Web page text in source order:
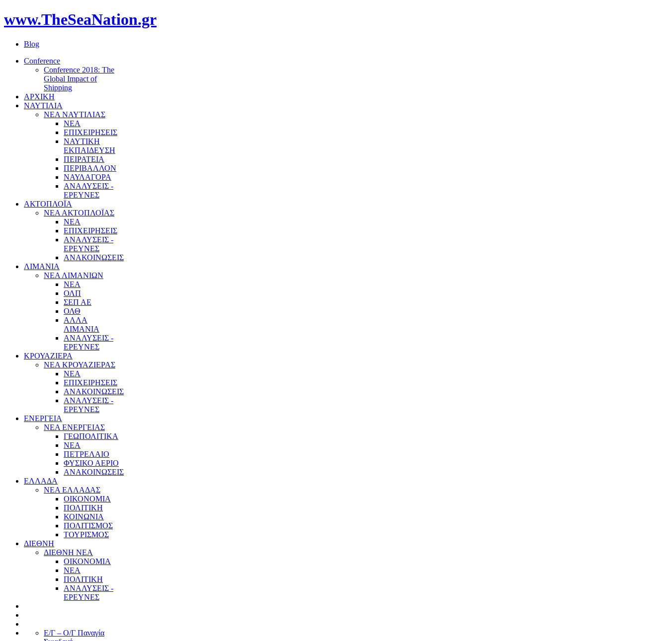
www.TheSeaNation.gr
Blog
Conference
Conference 2018: The
Global Impact of
Shipping
ΑΡΧΙΚΗ
ΝΑΥΤΙΛΙΑ
ΝΕΑ ΝΑΥΤΙΛΙΑΣ
ΝΕΑ
ΕΠΙΧΕΙΡΗΣΕΙΣ
ΝΑΥΤΙΚΗ
ΕΚΠΑΙΔΕΥΣΗ
ΠΕΙΡΑΤΕΙΑ
ΠΕΡΙΒΑΛΛΟΝ
ΝΑΥΛΑΓΟΡΑ
ΑΝΑΛΥΣΕΙΣ -
ΕΡΕΥΝΕΣ
ΑΚΤΟΠΛΟΪΑ
ΝΕΑ ΑΚΤΟΠΛΟΪΑΣ
ΝΕΑ
ΕΠΙΧΕΙΡΗΣΕΙΣ
ΑΝΑΛΥΣΕΙΣ -
ΕΡΕΥΝΕΣ
ΑΝΑΚΟΙΝΩΣΕΙΣ
ΛΙΜΑΝΙΑ
ΝΕΑ ΛΙΜΑΝΙΩΝ
ΝΕΑ
ΟΛΠ
ΣΕΠ ΑΕ
ΟΛΘ
ΑΛΛΑ
ΛΙΜΑΝΙΑ
ΑΝΑΛΥΣΕΙΣ -
ΕΡΕΥΝΕΣ
ΚΡΟΥΑΖΙΕΡΑ
ΝΕΑ ΚΡΟΥΑΖΙΕΡΑΣ
NEA
ΕΠΙΧΕΙΡΗΣΕΙΣ
ΑΝΑΚΟΙΝΩΣΕΙΣ
ΑΝΑΛΥΣΕΙΣ -
ΕΡΕΥΝΕΣ
ΕΝΕΡΓΕΙΑ
ΝΕΑ ΕΝΕΡΓΕΙΑΣ
ΓΕΩΠΟΛΙΤΙΚΑ
ΝΕΑ
ΠΕΤΡΕΛΑΙΟ
ΦΥΣΙΚΟ ΑΕΡΙΟ
ΑΝΑΚΟΙΝΩΣΕΙΣ
ΕΛΛΑΔΑ
ΝΕΑ ΕΛΛΑΔΑΣ
ΟΙΚΟΝΟΜΙΑ
ΠΟΛΙΤΙΚΗ
ΚΟΙΝΩΝΙΑ
ΠΟΛΙΤΙΣΜΟΣ
ΤΟΥΡΙΣΜΟΣ
ΔΙΕΘΝΗ
ΔΙΕΘΝΗ ΝΕΑ
ΟΙΚΟΝΟΜΙΑ
ΝΕΑ
ΠΟΛΙΤΙΚΗ
ΑΝΑΛΥΣΕΙΣ -
ΕΡΕΥΝΕΣ
Ε/Γ – Ο/Γ Παναγία